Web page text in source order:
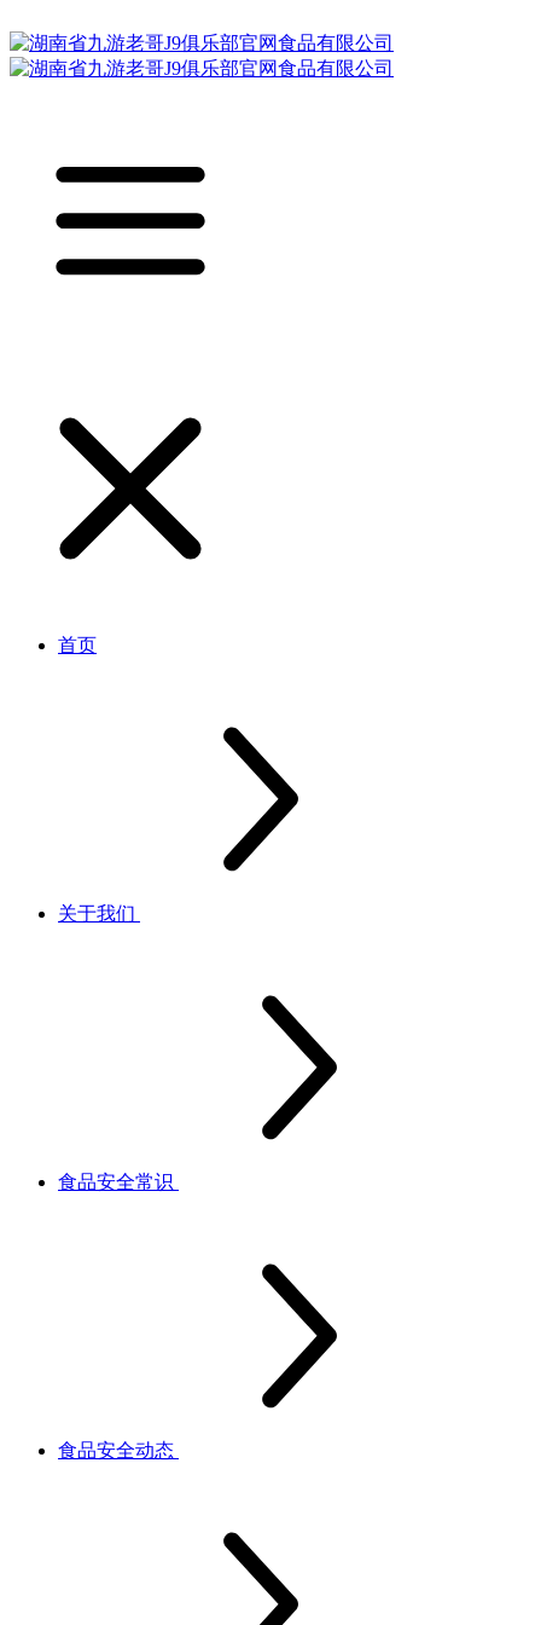
首页
关于我们
食品安全常识
食品安全动态